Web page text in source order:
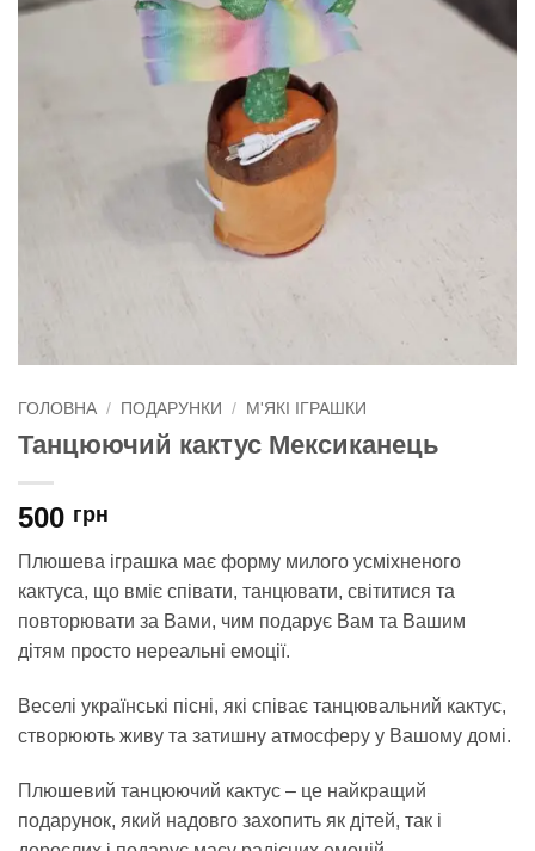
ГОЛОВНА / ПОДАРУНКИ / М'ЯКІ ІГРАШКИ
Танцюючий кактус Мексиканець
500 грн
Плюшева іграшка має форму милого усміхненого
кактуса, що вміє співати, танцювати, світитися та
повторювати за Вами, чим подарує Вам та Вашим
дітям просто нереальні емоції.
Веселі українські пісні, які співає танцювальний кактус,
створюють живу та затишну атмосферу у Вашому домі.
Плюшевий танцюючий кактус – це найкращий
подарунок, який надовго захопить як дітей, так і